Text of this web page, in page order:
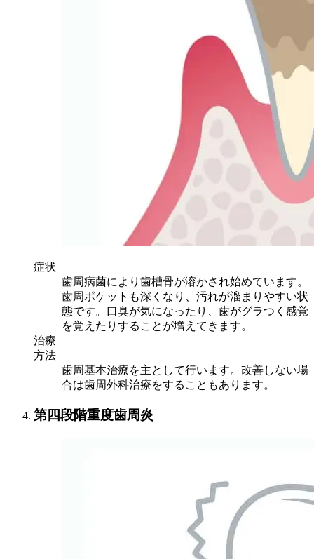
症状
歯周病菌により歯槽骨が溶かされ始めています。
歯周ポケットも深くなり、汚れが溜まりやすい状
態です。口臭が気になったり、歯がグラつく感覚
を覚えたりすることが増えてきます。
治療
方法
歯周基本治療を主として行います。改善しない場
合は歯周外科治療をすることもあります。
第四段階重度歯周炎